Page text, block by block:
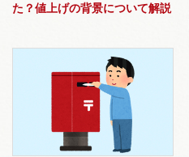
た？値上げの背景について解説